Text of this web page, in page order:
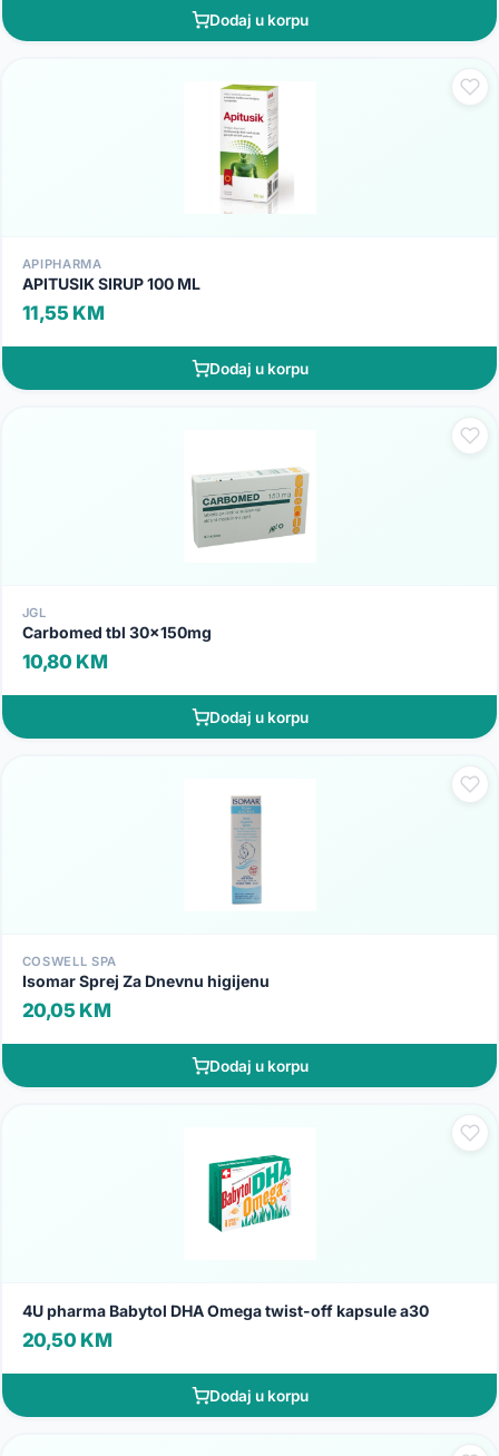
Dodaj u korpu
APIPHARMA
APITUSIK SIRUP 100 ML
11,55 KM
Dodaj u korpu
JGL
Carbomed tbl 30x150mg
10,80 KM
Dodaj u korpu
COSWELL SPA
Isomar Sprej Za Dnevnu higijenu
20,05 KM
Dodaj u korpu
4U pharma Babytol DHA Omega twist-off kapsule a30
20,50 KM
Dodaj u korpu